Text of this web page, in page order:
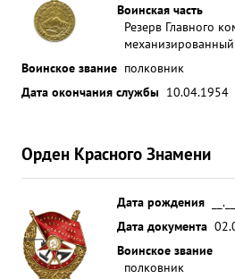
Воинская часть
Резерв Главного
Воинское звание полковник
Дата окончания службы 10.04.1954
Орден Красного Знамени
Дата рождения
Дата документа
Воинское звание
полковник